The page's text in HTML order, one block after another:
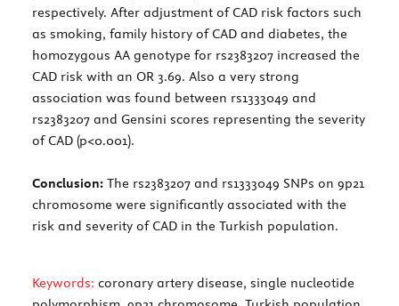
respectively. After adjustment of CAD risk factors such
as smoking, family history of CAD and diabetes, the
homozygous AA genotype for rs2383207 increased the
CAD risk with an OR 3.69. Also a very strong
association was found between rs1333049 and
rs2383207 and Gensini scores representing the severity
of CAD (p<0.001).
Conclusion: The rs2383207 and rs1333049 SNPs on 9p21
chromosome were significantly associated with the
risk and severity of CAD in the Turkish population.
Keywords: coronary artery disease, single nucleotide